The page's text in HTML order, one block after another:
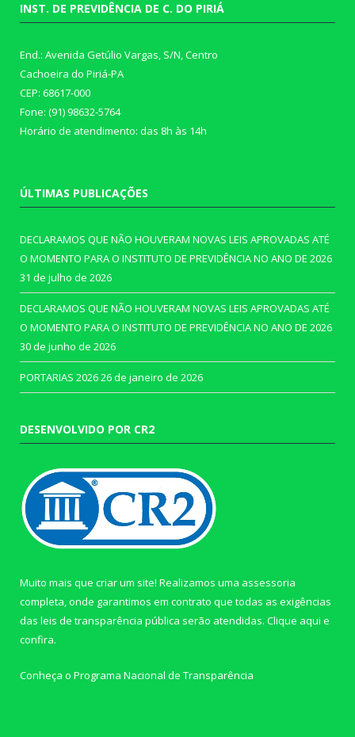
INST. DE PREVIDÊNCIA DE C. DO PIRIÁ
End.: Avenida Getúlio Vargas, S/N, Centro
Cachoeira do Piriá-PA
CEP: 68617-000
Fone: (91) 98632-5764
Horário de atendimento: das 8h às 14h
ÚLTIMAS PUBLICAÇÕES
DECLARAMOS QUE NÃO HOUVERAM NOVAS LEIS APROVADAS ATÉ
O MOMENTO PARA O INSTITUTO DE PREVIDÊNCIA NO ANO DE 2026
31 de julho de 2026
DECLARAMOS QUE NÃO HOUVERAM NOVAS LEIS APROVADAS ATÉ
O MOMENTO PARA O INSTITUTO DE PREVIDÊNCIA NO ANO DE 2026
30 de junho de 2026
PORTARIAS 202626 de janeiro de 2026
DESENVOLVIDO POR CR2
Muito mais que criar um site! Realizamos uma assessoria
completa, onde garantimos em contrato que todas as exigências
das leis de transparência pública serão atendidas. Clique aqui e
confira.
Conheça o Programa Nacional de Transparência